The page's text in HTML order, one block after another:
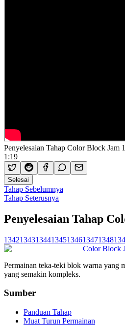
Penyelesaian Tahap Color Block Jam
1:19
Selesai
Tahap Sebelumnya
Tahap Seterusnya
Penyelesaian Tahap
1342134313441345134613471348
Color Block
Permainan teka-teki blok warna yang
yang semakin kompleks.
Sumber
Panduan Tahap
Muat Turun Permainan